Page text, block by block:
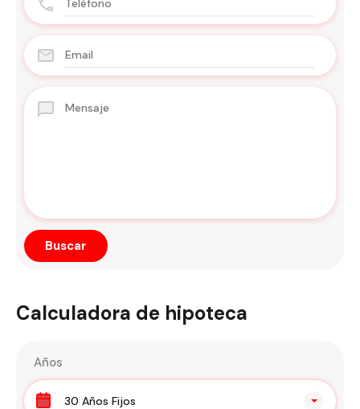
Calculadora de hipoteca
Años
30 Años Fijos